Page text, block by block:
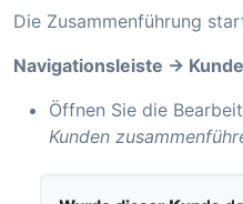
Die Zusammenführung
Navigationsleiste →
Öffnen Sie die
Kunden